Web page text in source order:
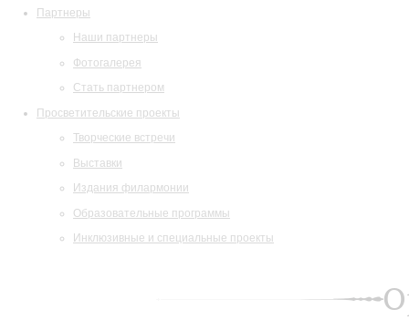
Партнеры
Наши партнеры
Фотогалерея
Стать партнером
Просветительские проекты
Творческие встречи
Выставки
Издания филармонии
Образовательные программы
Инклюзивные и специальные проекты